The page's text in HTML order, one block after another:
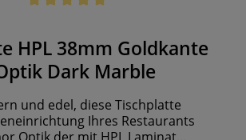
HPL 38mm Goldkante
Dark Marble
und edel, diese Tischplatte
Ihres Restaurants